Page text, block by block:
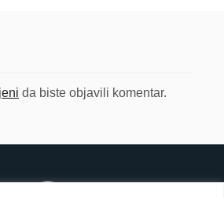
da biste objavili komentar.